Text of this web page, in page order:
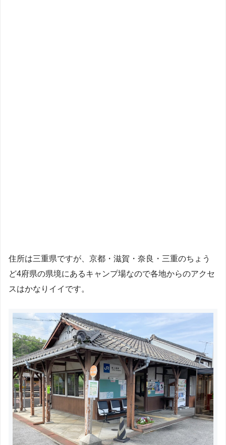
住所は三重県ですが、京都・滋賀・奈良・三重のちょう
ど4府県の県境にあるキャンプ場なので各地からのアクセ
スはかなりイイです。